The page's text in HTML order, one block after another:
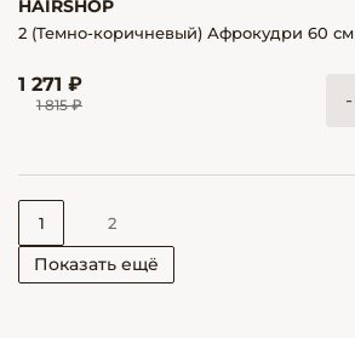
HAIRSHOP
2 (Темно-коричневый) Афрокудри 60 см
1 271 ₽
1 815 ₽ -
Показать ещё
1 2